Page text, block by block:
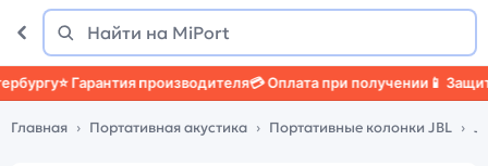
Поиск
Найти
⭐ Гарантия производителя💳 Оплата при получении📱 Защитный
Главная Портативная акустика Портативные колонки JBL